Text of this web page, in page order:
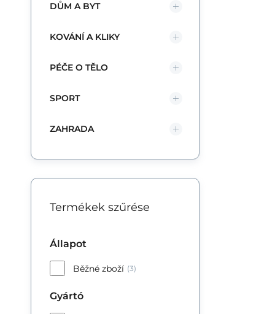
DŮM A BYT
KOVÁNÍ A KLIKY
PÉČE O TĚLO
SPORT
ZAHRADA
Termékek szűrése
Állapot
Běžné zboží (3)
Gyártó